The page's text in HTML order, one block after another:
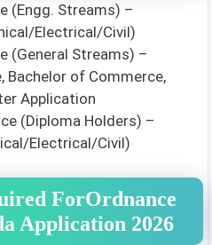
(Engg. Streams) –
Electrical/Civil)
(General Streams) –
Bachelor of Commerce,
Application
(Diploma Holders) –
Electrical/Civil)
ForOrdnance
Application 2026